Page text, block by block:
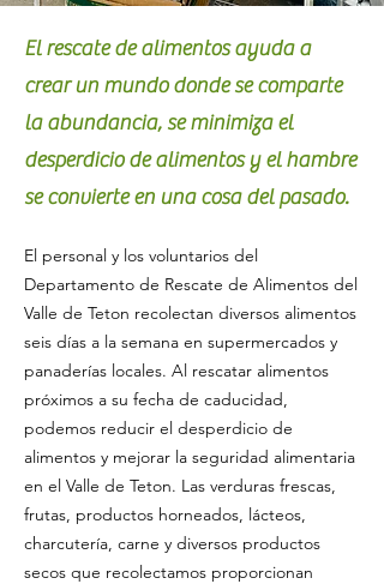
El rescate de alimentos ayuda a
crear un mundo donde se comparte
la abundancia, se minimiza el
desperdicio de alimentos y el hambre
se convierte en una cosa del pasado.
El personal y los voluntarios del
Departamento de Rescate de Alimentos del
Valle de Teton recolectan diversos alimentos
seis días a la semana en supermercados y
panaderías locales. Al rescatar alimentos
próximos a su fecha de caducidad,
podemos reducir el desperdicio de
alimentos y mejorar la seguridad alimentaria
en el Valle de Teton. Las verduras frescas,
frutas, productos horneados, lácteos,
charcutería, carne y diversos productos
secos que recolectamos proporcionan